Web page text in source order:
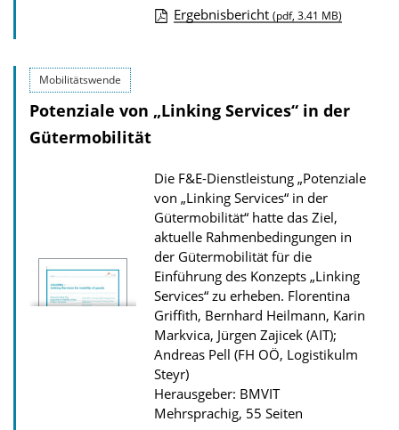
n
a
d
s
z
u
r
P
u
b
l
Ergebnisbericht (pdf, 3.41 MB)
Mobilitätswende
Potenziale von „Linking Services“ in der
Gütermobilität
Die F&E-Dienstleistung „Potenziale
von „Linking Services“ in der
Gütermobilität“ hatte das Ziel,
aktuelle Rahmenbedingungen in
der Gütermobilität für die
Einführung des Konzepts „Linking
Services“ zu erheben. Florentina
Griffith, Bernhard Heilmann, Karin
Markvica, Jürgen Zajicek (AIT);
Andreas Pell (FH OÖ, Logistikulm
Steyr)
Herausgeber: BMVIT
Mehrsprachig, 55 Seiten